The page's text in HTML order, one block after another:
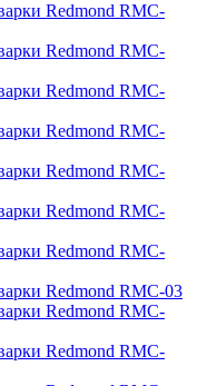
Redmond RMC-
Redmond RMC-
Redmond RMC-
Redmond RMC-
Redmond RMC-
Redmond RMC-
Redmond RMC-
Redmond RMC-03
Redmond RMC-
Redmond RMC-